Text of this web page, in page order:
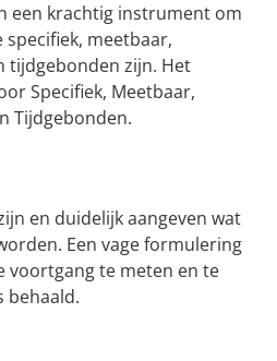
een krachtig instrument om
meetbaar,
tijdgebonden zijn. Het
Specifiek, Meetbaar,
Tijdgebonden.
en duidelijk aangeven wat
Een vage formulering
voortgang te meten en te
behaald.